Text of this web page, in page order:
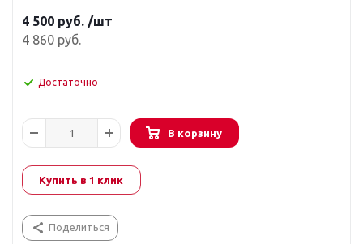
4 500 руб. /шт
4 860руб.
Достаточно
В корзину
Купить в 1 клик
Поделиться